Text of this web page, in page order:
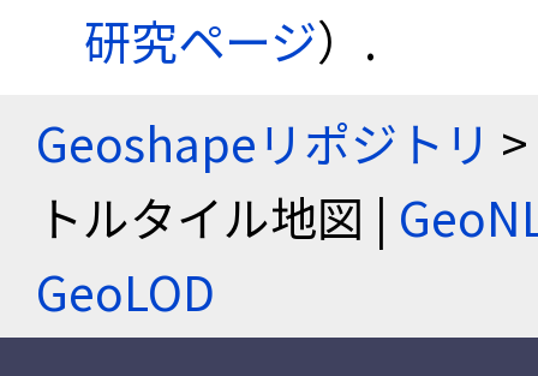
研究ページ）.
Geoshapeリポジトリ
トルタイル地図 |
GeoLOD